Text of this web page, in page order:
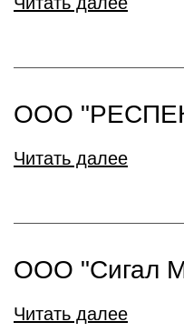
ООО
Читать далее
ООО "Сигал
Читать далее